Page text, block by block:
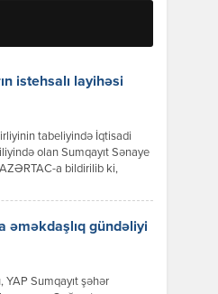
istehsalı layihəsi
tabeliyində İqtisadi
olan Sumqayıt Sənaye
a bildirilib ki,
nəzərdə tutulur.
əməkdaşlıq gündəliyi
YAP Sumqayıt şəhər